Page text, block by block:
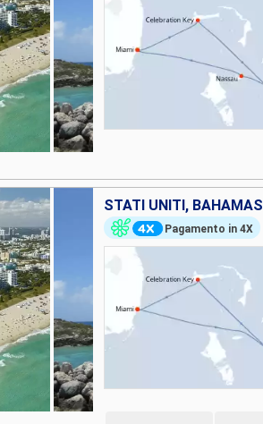
STATI UNITI, BAHAMAS
Pagamento in 4X